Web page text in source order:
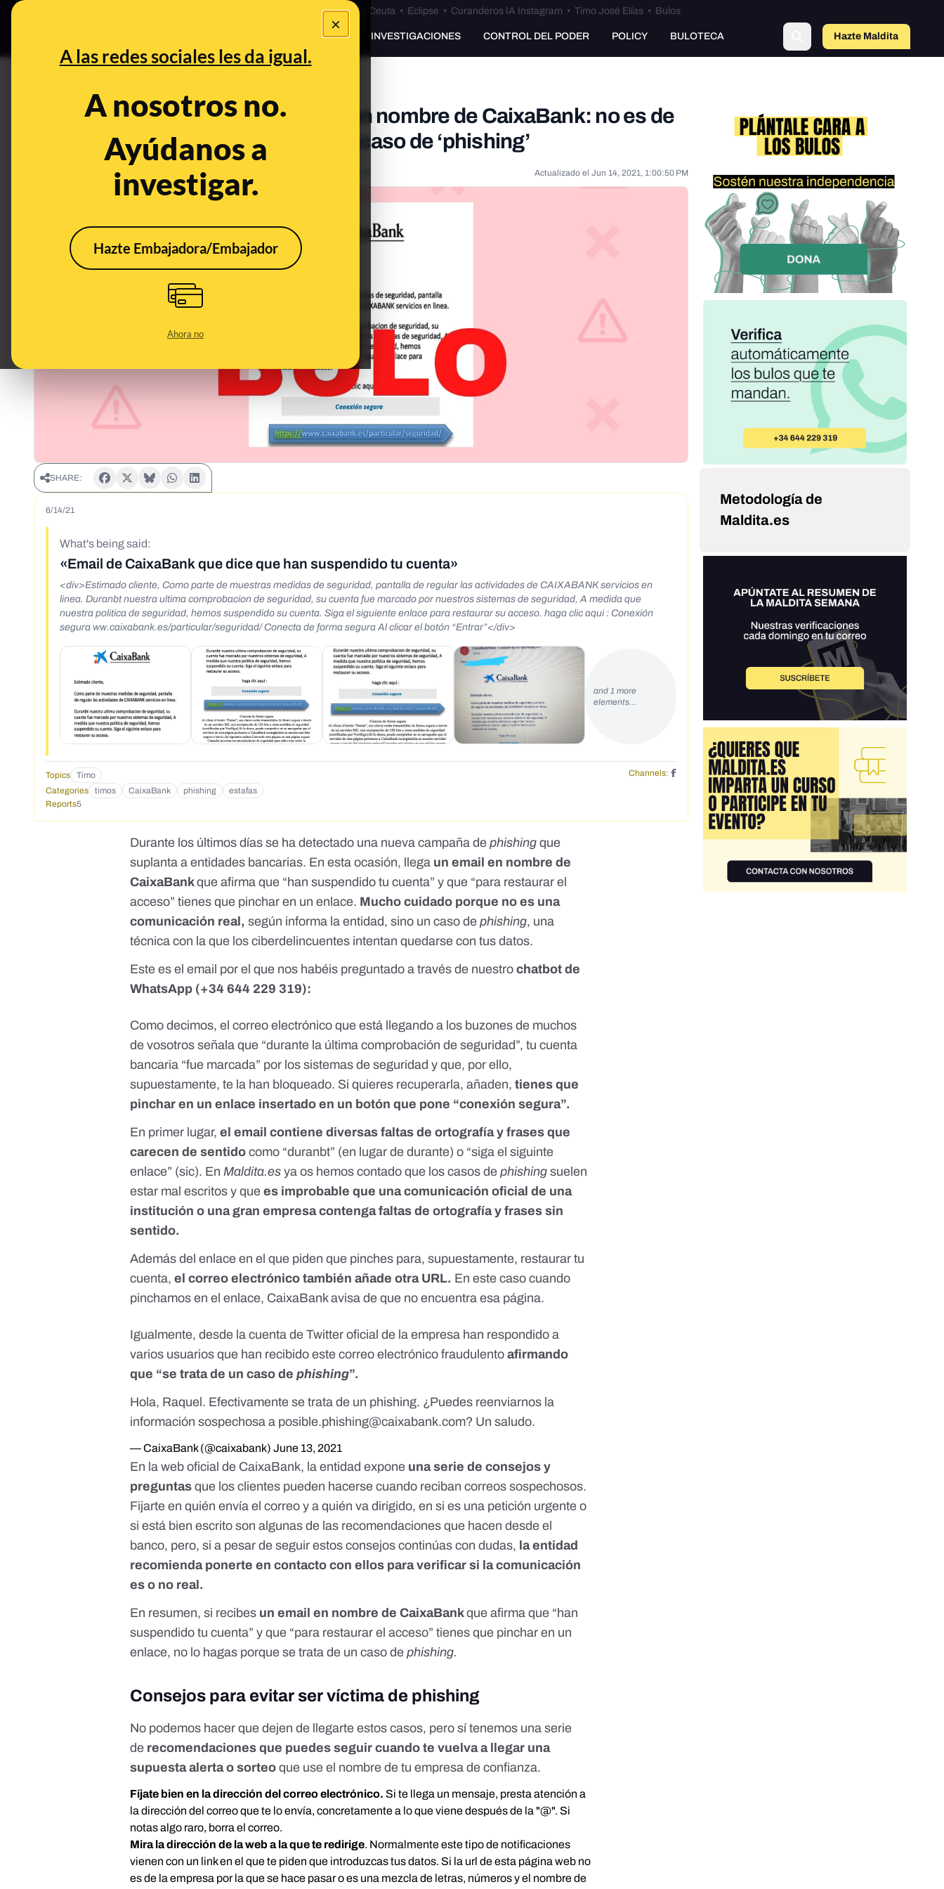
×
A las redes sociales les da igual.
A nosotros no.
Ayúdanos a
investigar.
Hazte Embajadora/Embajador
Ahora no
Especial Ceuta•Bulos Ceuta • Eclipse • Curanderos IA Instagram • Timo José Elías • Bulos
PREBUNKING INVESTIGACIONES CONTROL DEL PODER POLICY BULOTECA Hazte Maldito
a
Cuidado con este email que llega en nombre de CaixaBank: no es de
la entidad bancaria y se trata de un caso de ‘phishing’
Actualizado el Jun 14, 2021, 1:00:50 PM
SHARE:
6/14/21
What's being said:
«Email de CaixaBank que dice que han suspendido tu cuenta»
<div>Estimado cliente, Como parte de muestras medidas de seguridad, pantalla de regular las actividades de CAIXABANK servicios en
linea. Duranbt nuestra ultima comprobacion de seguridad, su cuenta fue marcado por nuestros sistemas de seguridad, A medida que
nuestra politica de seguridad, hemos suspendido su cuenta. Siga el siguiente enlace para restaurar su acceso. haga clic aqui : Conexión
segura ww.caixabank.es/particular/seguridad/ Conecta de forma segura Al clicar el botón “Entrar”</div>
and 1 more
elements…
Topics Timo
Channels:
Categories
timos CaixaBank phishing
estafas
Reports5
Durante los últimos días se ha detectado una nueva campaña dephishing que
suplanta a entidades bancarias. En esta ocasión, llega un email en nombre de
CaixaBankque afirma que “han suspendido tu cuenta” y que “para restaurar el
acceso” tienes que pinchar en un enlace. Mucho cuidado porque no es una
comunicación real, según informa la entidad, sino un caso dephishing, una
técnica con la que los ciberdelincuentes intentan quedarse con tus datos.
Este es el email por el que nos habéis preguntado a través de nuestrochatbot de
WhatsApp (+34 644 229 319):
Como decimos, el correo electrónico que está llegando a los buzones de muchos
de vosotros señala que “durante la última comprobación de seguridad”, tu cuenta
bancaria “fue marcada” por los sistemas de seguridad y que, por ello,
supuestamente, te la han bloqueado. Si quieres recuperarla, añaden,tienes que
pinchar en un enlace insertado en un botón que pone “conexión segura”.
En primer lugar,el email contiene diversas faltas de ortografía y frases que
carecen de sentido como “duranbt” (en lugar de durante) o “siga el siguinte
enlace” (sic). EnMaldita.es ya os hemos contado que los casos dephishing suelen
estar mal escritos y quees improbable que una comunicación oficial de una
institución o una gran empresa contenga faltas de ortografía y frases sin
sentido.
Además del enlace en el que piden que pinches para, supuestamente, restaurar tu
cuenta,el correo electrónico también añadeotra URL. En este caso cuando
pinchamos en el enlace, CaixaBank avisa de que no encuentra esa página.
Igualmente, desde la cuenta de Twitter oficial de la empresa han respondido a
varios usuarios que han recibido este correo electrónico fraudulentoafirmando
que “se trata de un caso dephishing”.
Hola, Raquel. Efectivamente se trata de un phishing. ¿Puedes reenviarnos la
información sospechosa a posible.phishing@caixabank.com? Un saludo.
— CaixaBank (@caixabank)June 13, 2021
En laweb oficial de CaixaBank, la entidad expone una serie de consejos y
preguntas que los clientes pueden hacerse cuando reciban correos sospechosos.
Fijarte en quién envía el correo y a quién va dirigido, en si es una petición urgente o
si está bien escrito son algunas de las recomendaciones que hacen desde el
banco, pero, si a pesar de seguir estos consejos continúas con dudas, la entidad
recomienda ponerte en contacto con ellos para verificar si la comunicación
es o no real.
En resumen, si recibes un email en nombre de CaixaBankque afirma que “han
suspendido tu cuenta” y que “para restaurar el acceso” tienes que pinchar en un
enlace, no lo hagas porque se trata de un caso dephishing.
Consejos para evitar ser víctima de phishing
No podemos hacer que dejen de llegarte estos casos, pero sí tenemos una serie
de recomendaciones que puedes seguir cuando te vuelva a llegar una
supuesta alerta o sorteo que use el nombre de tu empresa de confianza.
Fíjate bien en la dirección del correo electrónico. Si te llega un mensaje, presta atención a
la dirección del correo que te lo envía, concretamente a lo que viene después de la "@". Si
notas algo raro, borra el correo.
Mira la dirección de la web a la que te redirige. Normalmente este tipo de notificaciones
vienen con un link en el que te piden que introduzcas tus datos. Si la url de esta página web no
es de la empresa por la que se hace pasar o es una mezcla de letras, números y el nombre de
Metodología de
Maldita.es